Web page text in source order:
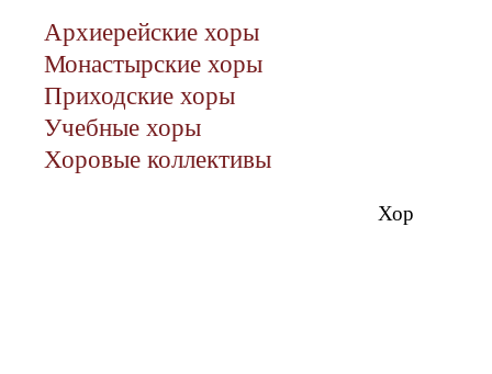
Архиерейские хоры
Монастырские хоры
Приходские хоры
Учебные хоры
Хоровые коллективы
Хор